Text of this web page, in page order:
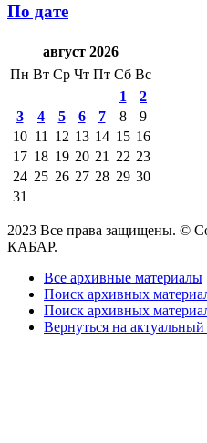
По дате
август 2026
Пн Вт Ср Чт Пт Сб Вс
1
2
3
4 5 6 7 8
9
10 11 12 13 14 15 16
17 18 19 20 21 22 23
24 25 26 27 28 29 30
31
2023 Все права защищены. ©
КАБАР.
Все архивные материалы
Поиск архивных
Поиск архивных
Вернуться на актуальный